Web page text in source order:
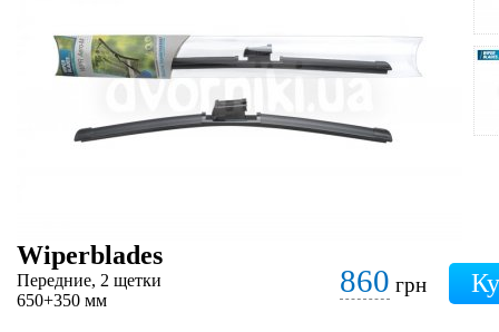
Wiperblades
Передние, 2 щетки
650+350 мм
860 грн